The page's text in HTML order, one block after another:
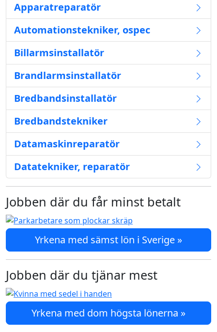
Apparatreparatör
Automationstekniker, ospec
Billarmsinstallatör
Brandlarmsinstallatör
Bredbandsinstallatör
Bredbandstekniker
Datamaskinreparatör
Datatekniker, reparatör
Jobben där du får minst betalt
Yrkena med sämst lön i Sverige »
Jobben där du tjänar mest
Yrkena med dom högsta lönerna »